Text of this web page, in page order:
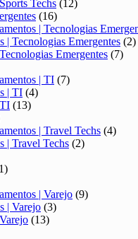
Techs (12)
(16)
| Tecnologias
| Tecnologias Emergentes (2)
Emergentes (7)
| TI (7)
| TI (4)
(13)
| Travel Techs (4)
| Travel Techs (2)
| Varejo (9)
| Varejo (3)
(13)